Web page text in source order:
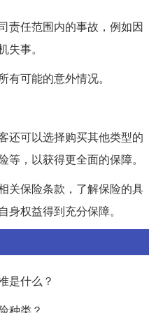
责任范围内的事故，例如因
事。
可能的意外情况。
还可以选择购买其他类型的
，以获得更全面的保障。
关保险条款，了解保险的具
权益得到充分保障。
是什么？